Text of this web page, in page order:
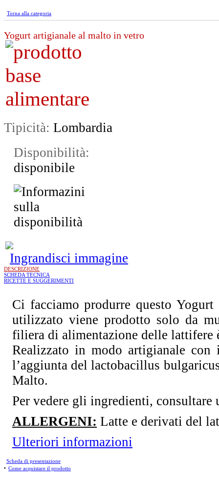
Torna alla categoria
Yogurt artigianale al malto in vetro
Tipicità: Lombardia
Disponibilità:
disponibile
Ingrandisci immagine
DESCRIZIONE
SCHEDA TECNICA
RICETTE E SUGGERIMENTI
Ci facciamo produrre questo
utilizzato viene prodotto solo da
filiera di alimentazione delle lattifere
Realizzato in modo artigianale
l’aggiunta del lactobacillus
Malto.
Per vedere gli ingredienti,
ALLERGENI: Latte e derivati del
Ulteriori informazioni
Scheda di presentazione
• Come acquistare il prodotto